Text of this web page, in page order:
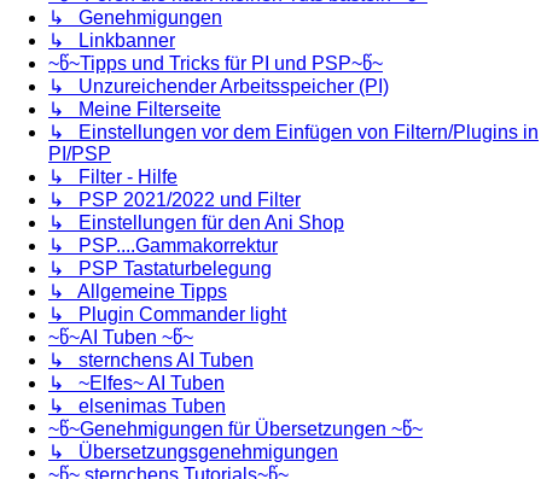
↳ Genehmigungen
↳ Linkbanner
~წ~Tipps und Tricks für PI und PSP~წ~
↳ Unzureichender Arbeitsspeicher (PI)
↳ Meine Filterseite
↳ Einstellungen vor dem Einfügen von Filtern/Plugins in
PI/PSP
↳ Filter - Hilfe
↳ PSP 2021/2022 und Filter
↳ Einstellungen für den Ani Shop
↳ PSP....Gammakorrektur
↳ PSP Tastaturbelegung
↳ Allgemeine Tipps
↳ Plugin Commander light
~წ~AI Tuben ~წ~
↳ sternchens AI Tuben
↳ ~Elfes~ AI Tuben
↳ elsenimas Tuben
~წ~Genehmigungen für Übersetzungen ~წ~
↳ Übersetzungsgenehmigungen
~წ~ sternchens Tutorials~წ~